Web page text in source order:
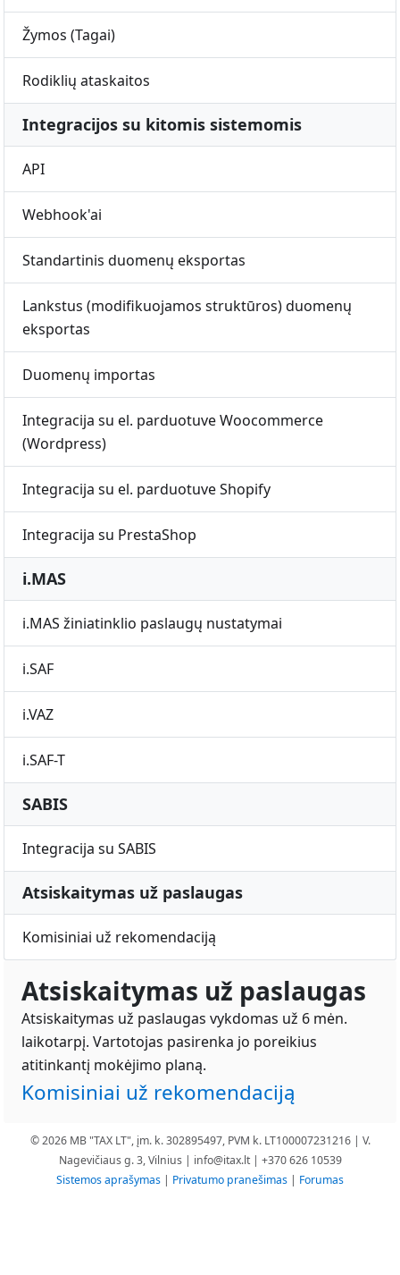
Žymos (Tagai)
Rodiklių ataskaitos
Integracijos su kitomis sistemomis
API
Webhook'ai
Standartinis duomenų eksportas
Lankstus (modifikuojamos struktūros) duomenų
eksportas
Duomenų importas
Integracija su el. parduotuve Woocommerce
(Wordpress)
Integracija su el. parduotuve Shopify
Integracija su PrestaShop
i.MAS
i.MAS žiniatinklio paslaugų nustatymai
i.SAF
i.VAZ
i.SAF-T
SABIS
Integracija su SABIS
Atsiskaitymas už paslaugas
Komisiniai už rekomendaciją
Atsiskaitymas už paslaugas
Atsiskaitymas už paslaugas vykdomas už 6 mėn.
laikotarpį. Vartotojas pasirenka jo poreikius
atitinkantį mokėjimo planą.
Komisiniai už rekomendaciją
© 2026 MB "TAX LT", įm. k. 302895497, PVM k. LT100007231216 | V.
Nagevičiaus g. 3, Vilnius | info@itax.lt| +370 626 10539
Sistemos aprašymas | Privatumo pranešimas | Forumas